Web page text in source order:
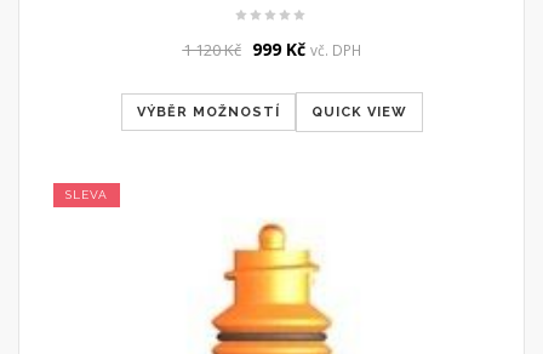
1 120Kč Original
was:
1
120 Kč.
999 KčCurrent
is:
999 Kč.
vč. DPH
VÝBĚR MOŽNOSTÍ QUICK VIEW
SLEVA